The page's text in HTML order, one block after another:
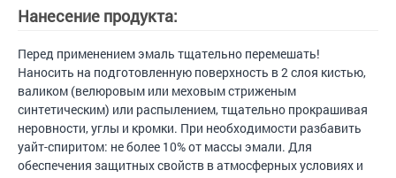
Нанесение продукта:
Перед применением эмаль тщательно перемешать!
Наносить на подготовленную поверхность в 2 слоя кистью,
валиком (велюровым или меховым стриженым
синтетическим) или распылением, тщательно прокрашивая
неровности, углы и кромки. При необходимости разбавить
уайт-спиритом: не более 10% от массы эмали. Для
обеспечения защитных свойств в атмосферных условиях и